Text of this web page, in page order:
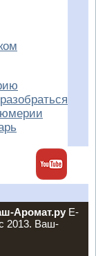
Аромат.руE-
2013. Ваш-